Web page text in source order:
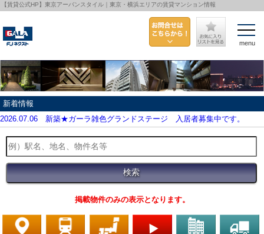
【賃貸公式HP】東京アーバンスタイル｜東京・横浜エリアの賃貸マンション情報
新着情報
2026.07.06 新築★ガーラ雑色グランドステージ 入居者募集中です。
掲載物件のみの表示となります。
menu